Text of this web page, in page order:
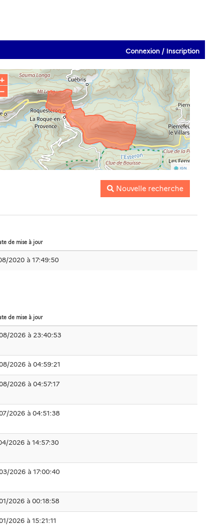
Connexion / Inscription
+
−
IGN
Nouvelle recherche
de mise à jour
2020 à 17:49:50
de mise à jour
2026 à 23:40:53
2026 à 04:59:21
2026 à 04:57:17
2026 à 04:51:38
2026 à 14:57:30
2026 à 17:00:40
2026 à 00:18:58
2026 à 15:21:11